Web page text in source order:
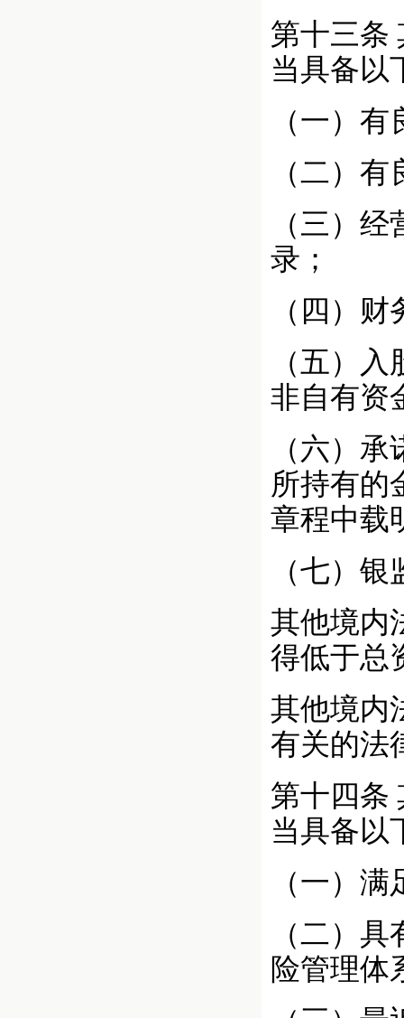
第十三条
当具备以
（一）
（二）
（三）
录；
（四）
（五）
非自有资
（六）
所持有的
章程中载
（七）
其他境内
得低于总
其他境内
有关的法
第十四条
当具备以
（一）
（二）
险管理体